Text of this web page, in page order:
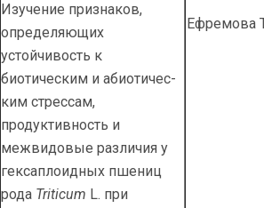
Изучение признаков,
определяющих
устойчивость к
биотическим и абиотичес­
ким стрессам,
продуктивность и
межвидо­вые различия у
гексаплоидных пшениц
рода Triticum L. при
Ефремова